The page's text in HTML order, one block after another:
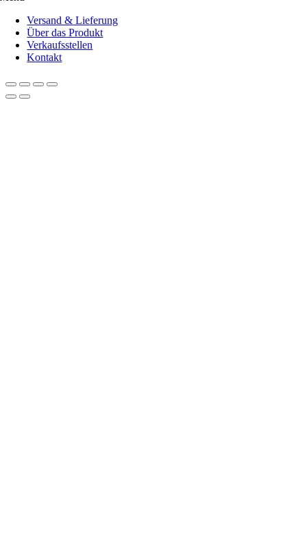
Versand & Lieferung
Über das Produkt
Verkaufsstellen
Kontakt